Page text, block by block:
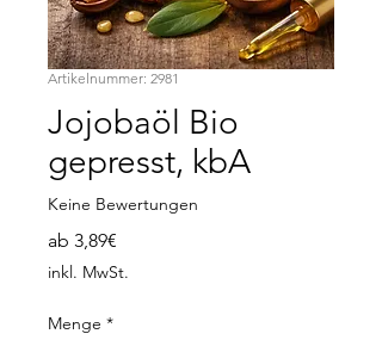
Artikelnummer: 2981
Jojobaöl Bio
gepresst, kbA
Keine Bewertungen
ab 3,89€
Preis
inkl. MwSt.
Menge *